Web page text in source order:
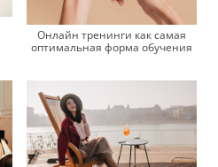
Онлайн тренинги как самая
оптимальная форма обучения